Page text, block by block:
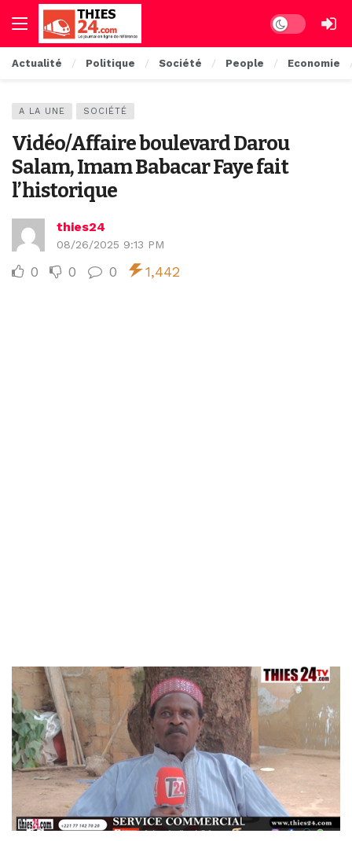
Dark mode
Actualité Politique Société People Economie
A LA UNE SOCIÉTÉ
Vidéo/Affaire boulevard Darou
Salam, Imam Babacar Faye fait
l’historique
thies24
08/26/2025 9:13 PM
0 0 0 1,442